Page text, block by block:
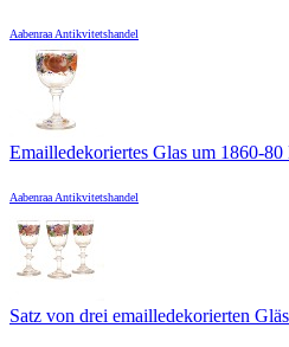
Aabenraa Antikvitetshandel
Emailledekoriertes Glas um 1860-
Aabenraa Antikvitetshandel
Satz von drei emailledekorierten